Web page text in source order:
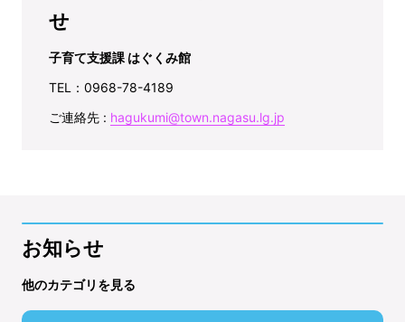
せ
子育て支援課 はぐくみ館
TEL：0968-78-4189
ご連絡先 : hagukumi@town.nagasu.lg.jp
お知らせ
他のカテゴリを見る